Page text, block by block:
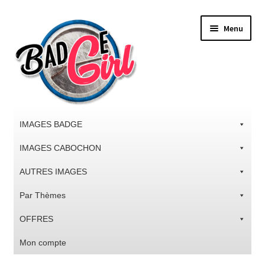
la
navigation
contenu
Menu
IMAGES BADGE
IMAGES CABOCHON
AUTRES IMAGES
Par Thèmes
OFFRES
Mon compte